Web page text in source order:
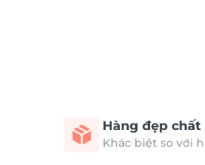
Hàng đẹp chất
Khác biệt so với